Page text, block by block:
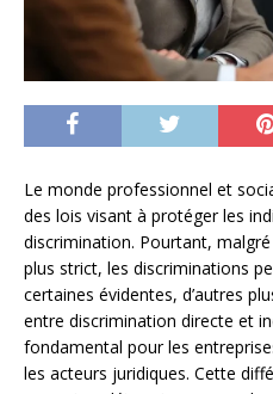
Le monde professionnel et
des lois visant à protéger les
discrimination. Pourtant,
plus strict, les discriminations
certaines évidentes, d’autres
entre discrimination directe et
fondamental pour les
les acteurs juridiques. Cette